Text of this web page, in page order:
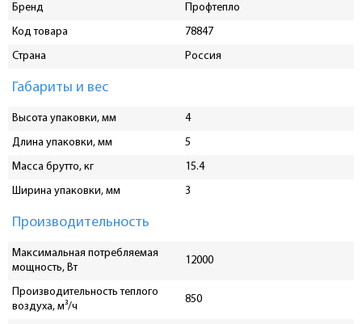
Бренд
Профтепло
Код товара
78847
Страна
Россия
Габариты и вес
Высота упаковки, мм
4
Длина упаковки, мм
5
Масса брутто, кг
15.4
Ширина упаковки, мм
3
Производительность
Максимальная потребляемая
мощность, Вт
12000
Производительность теплого
воздуха, м³/ч
850